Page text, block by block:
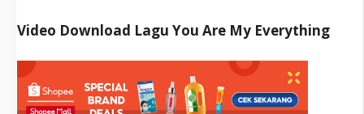
Video Download Lagu You Are My Everything